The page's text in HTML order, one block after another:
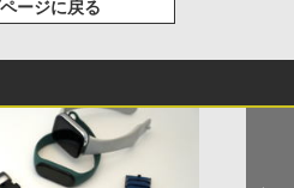
ージに戻る